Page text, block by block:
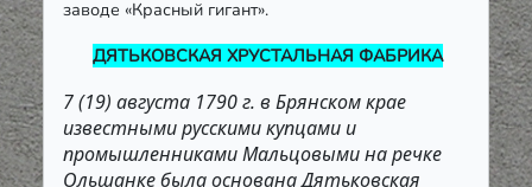
заводе «Красный гигант».
ДЯТЬКОВСКАЯ ХРУСТАЛЬНАЯ ФАБРИКА
7 (19) августа 1790 г. в Брянском крае
известными русскими купцами и
промышленниками Мальцовыми на речке
Ольшанке была основана Дятьковская